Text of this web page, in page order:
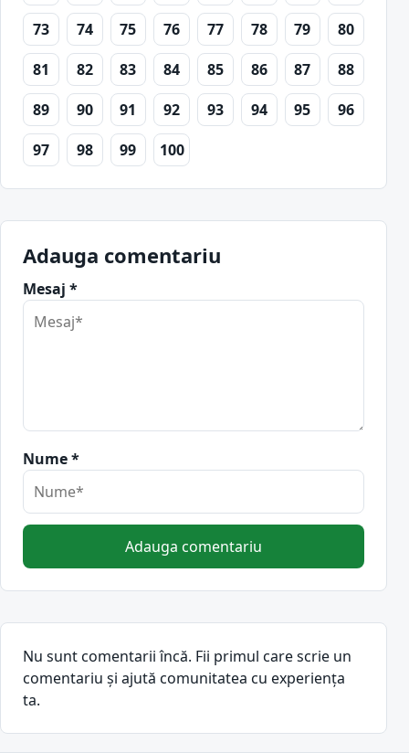
73
74 75 76 77 78 79
80
81
82 83 84 85 86 87
88
89
90 91 92 93 94 95
96
97
98 99 100
Adauga comentariu
Mesaj *
Nume *
Adauga comentariu
Nu sunt comentarii încă. Fii primul care scrie un
comentariu și ajută comunitatea cu experiența
ta.